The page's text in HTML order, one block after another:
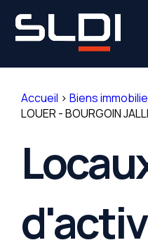
Accueil > Biens
LOUER - BOURGOIN